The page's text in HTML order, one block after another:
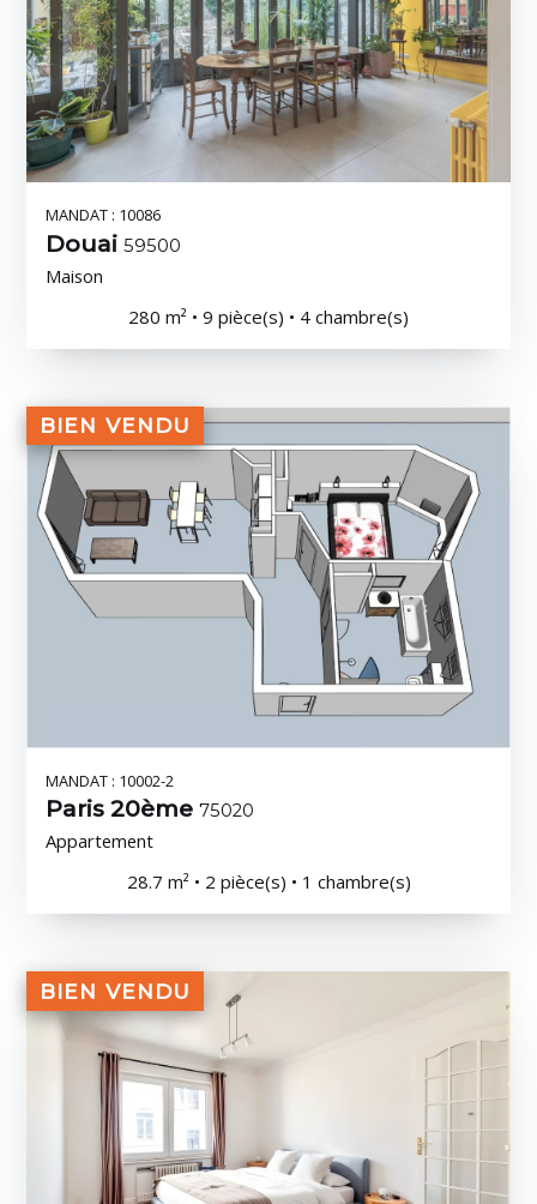
MANDAT : 10086
Douai59500
Maison
280 m² • 9 pièce(s) • 4 chambre(s)
BIEN VENDU
MANDAT : 10002-2
Paris 20ème75020
Appartement
28.7 m² • 2 pièce(s) • 1 chambre(s)
BIEN VENDU